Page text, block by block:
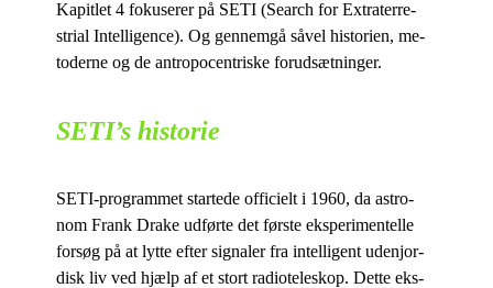
Ka­pit­let 4 fo­ku­se­rer på SETI (Search for Extra­ter­re­
stri­al In­tel­li­gen­ce). Og gen­nem­gå så­vel hi­sto­ri­en, me­
to­der­ne og de an­tro­po­cen­tri­ske forudsætninger.
SETI’s historie
SETI-pro­gram­met star­te­de of­fi­ci­elt i 1960, da astro­
nom Frank Dra­ke ud­før­te det før­ste eks­pe­ri­men­tel­le
for­søg på at lyt­te ef­ter sig­na­ler fra in­tel­li­gent udenjor­
disk liv ved hjælp af et stort ra­di­o­te­leskop. Det­te eks­